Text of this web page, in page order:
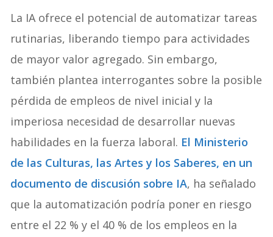
La IA ofrece el potencial de automatizar tareas
rutinarias, liberando tiempo para actividades
de mayor valor agregado. Sin embargo,
también plantea interrogantes sobre la posible
pérdida de empleos de nivel inicial y la
imperiosa necesidad de desarrollar nuevas
habilidades en la fuerza laboral. El Ministerio
de las Culturas, las Artes y los Saberes, en un
documento de discusión sobre IA, ha señalado
que la automatización podría poner en riesgo
entre el 22 % y el 40 % de los empleos en la